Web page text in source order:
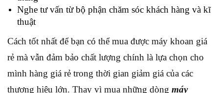
Nghe tư vấn từ bộ phận chăm sóc khách hàng và kĩ
thuật
Cách tốt nhất để bạn có thể mua được máy khoan giá
rẻ mà vẫn đảm bảo chất lượng chính là lựa chọn cho
mình hàng giá rẻ trong thời gian giảm giá của các
thương hiệu lớn. Thay vì mua những dòng máy